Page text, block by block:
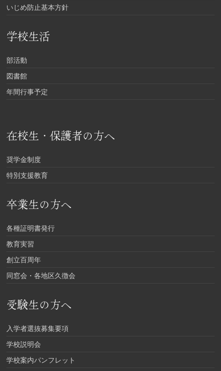
いじめ防止基本方針
学校生活
部活動
図書館
年間行事予定
在校生・保護者の方へ
奨学金制度
特別支援教育
卒業生の方へ
各種証明書発行
教育実習
創立百周年
同窓会・各地区久徴会
受験生の方へ
入学者選抜募集要項
学校説明会
学校案内パンフレット